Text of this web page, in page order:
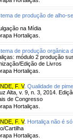
de produção de alho-
na Mídia
Hortaliças.
de produção orgânica
módulo 2 produção
Edição de Livros
Hortaliças.
F. V. Qualidade de
Alta, v. 9, n. 3, 2014.
de Congresso
Hortaliças.
F. V. Hortaliça não é
Cartilha
Hortaliças.